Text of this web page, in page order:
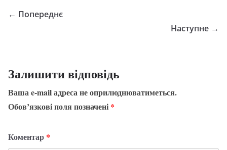
← Попереднє
Наступне →
Залишити відповідь
Ваша e-mail адреса не оприлюднюватиметься.
Обов’язкові поля позначені *
Коментар *